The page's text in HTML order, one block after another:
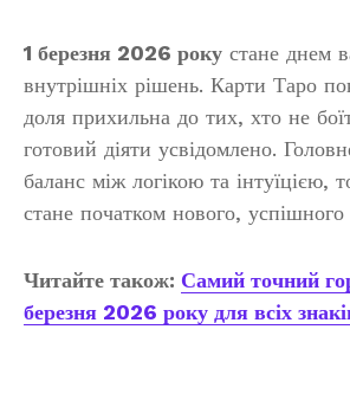
1 березня 2026 року стане днем
внутрішніх рішень. Карти Таро
доля прихильна до тих, хто не
готовий діяти усвідомлено.
баланс між логікою та інтуїцією,
стане початком нового, успішного
Читайте також: Самий точний
березня 2026 року для всіх